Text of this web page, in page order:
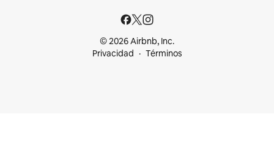
© 2026 Airbnb, Inc.
Privacidad
Términos